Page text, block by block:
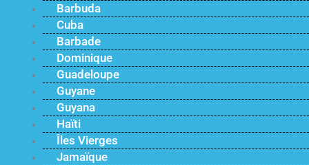
Barbuda
Cuba
Barbade
Dominique
Guadeloupe
Guyane
Guyana
Haïti
Îles Vierges
Jamaïque